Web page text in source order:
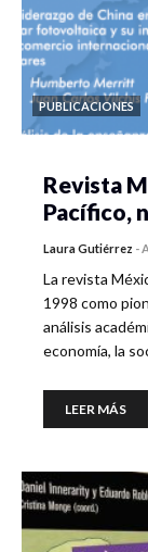
PUBLICACIONES
Revista
Pacífico,
Laura Gutiérrez -
La revista
1998 como
análisis
economía, la
LEER MÁS